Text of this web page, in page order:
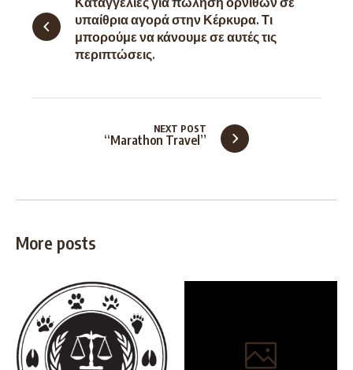
υπαίθρια αγορά στην Κέρκυρα. Τι
μπορούμε να κάνουμε σε αυτές τις
περιπτώσεις.
“Marathon Travel”
NEXT POST
More posts